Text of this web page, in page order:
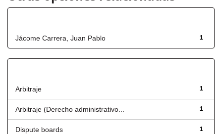
1
Jácome Carrera, Juan Pablo
1
Arbitraje
1
Arbitraje (Derecho administrativo...
1
Dispute boards